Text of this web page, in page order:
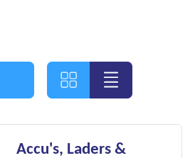
Accu's, Laders &